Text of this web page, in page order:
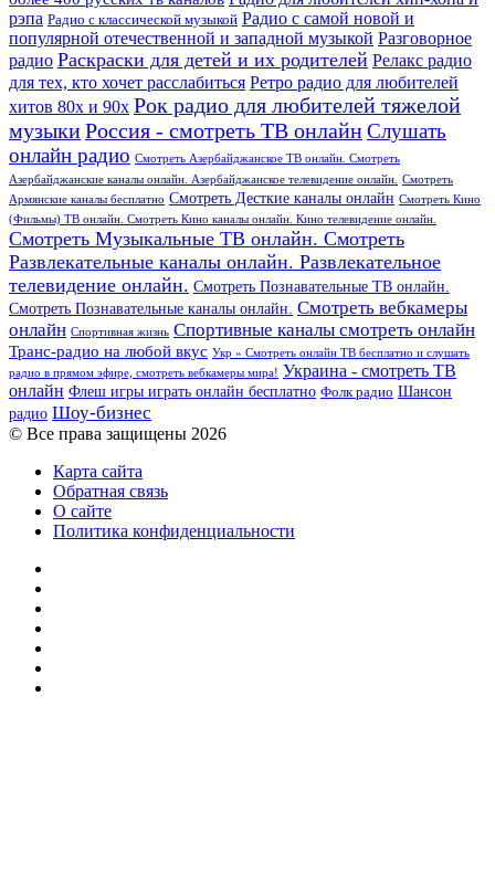
рэпа Радио с классической музыкой Радио с самой новой и
популярной отечественной и западной музыкой Разговорное
радио Раскраски для детей и их родителей Релакс радио
для тех, кто хочет расслабиться Ретро радио для любителей
хитов 80х и 90х Рок радио для любителей тяжелой
музыкиРоссия - смотреть ТВ онлайнСлушать
онлайн радио Смотреть Азербайджанское ТВ онлайн. Смотреть
Азербайджанские каналы онлайн. Азербайджанское телевидение онлайн.
Смотреть
Армянские каналы бесплатно Смотреть Десткие каналы онлайн Смотреть Кино
(Фильмы) ТВ онлайн. Смотреть Кино каналы онлайн. Кино телевидение онлайн.
Смотреть Музыкальные ТВ онлайн. Смотреть
Развлекательные каналы онлайн. Развлекательное
телевидение онлайн. Смотреть Познавательные ТВ онлайн.
Смотреть Познавательные каналы онлайн. Смотреть вебкамеры
онлайн Спортивная жизнь Спортивные каналы смотреть онлайн
Транс-радио на любой вкус Укр » Смотреть онлайн ТВ бесплатно и слушать
радио в прямом эфире, смотреть вебкамеры мира! Украина - смотреть ТВ
онлайн Флеш игры играть онлайн бесплатно Фолк радио Шансон
радио Шоу-бизнес
© Все права защищены 2026
Карта сайта
Обратная связь
О сайте
Политика конфиденциальности